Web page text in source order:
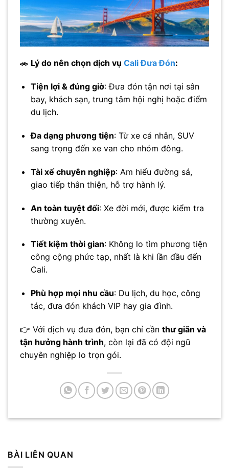
🚗 Lý do nên chọn dịch vụ Cali Đưa Đón:
Tiện lợi & đúng giờ: Đưa đón tận nơi tại sân
bay, khách sạn, trung tâm hội nghị hoặc điểm
du lịch.
Đa dạng phương tiện: Từ xe cá nhân, SUV
sang trọng đến xe van cho nhóm đông.
Tài xế chuyên nghiệp: Am hiểu đường sá,
giao tiếp thân thiện, hỗ trợ hành lý.
An toàn tuyệt đối: Xe đời mới, được kiểm tra
thường xuyên.
Tiết kiệm thời gian: Không lo tìm phương tiện
công cộng phức tạp, nhất là khi lần đầu đến
Cali.
Phù hợp mọi nhu cầu: Du lịch, du học, công
tác, đưa đón khách VIP hay gia đình.
👉 Với dịch vụ đưa đón, bạn chỉ cần thư giãn và
tận hưởng hành trình, còn lại đã có đội ngũ
chuyên nghiệp lo trọn gói.
BÀI LIÊN QUAN